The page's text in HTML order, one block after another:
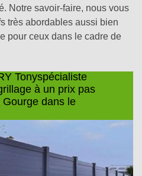
Notre savoir-faire, nous vous
très abordables aussi bien
pour ceux dans le cadre de
Tonyspécialiste
à un prix pas
dans le